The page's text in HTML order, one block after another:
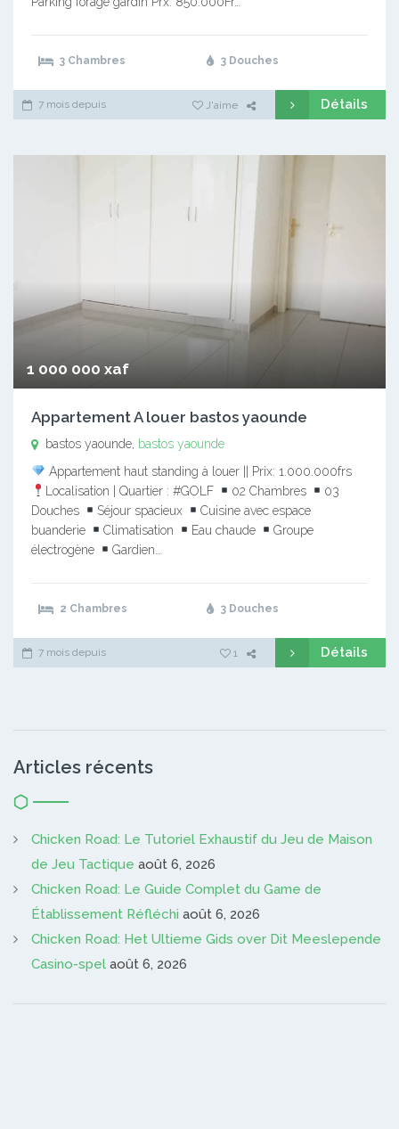
3 Chambres 3 Douches
7 mois depuis J'aime Détails
1 000 000 xaf
Appartement A louer bastos yaounde
bastos yaounde, bastos yaounde
Appartement haut standing à louer || Prix: 1.000.000frs
Localisation | Quartier : #GOLF
02 Chambres
03
Douches
Séjour spacieux
Cuisine avec espace
buanderie
Climatisation Eau chaude
Groupe
électrogène
Gardien…
2 Chambres 3 Douches
7 mois depuis 1 Détails
Articles récents
Chicken Road: Le Tutoriel Exhaustif du Jeu de Maison
de Jeu Tactique août 6, 2026
Chicken Road: Le Guide Complet du Game de
Établissement Réfléchi août 6, 2026
Chicken Road: Het Ultieme Gids over Dit Meeslepende
Casino-spel août 6, 2026